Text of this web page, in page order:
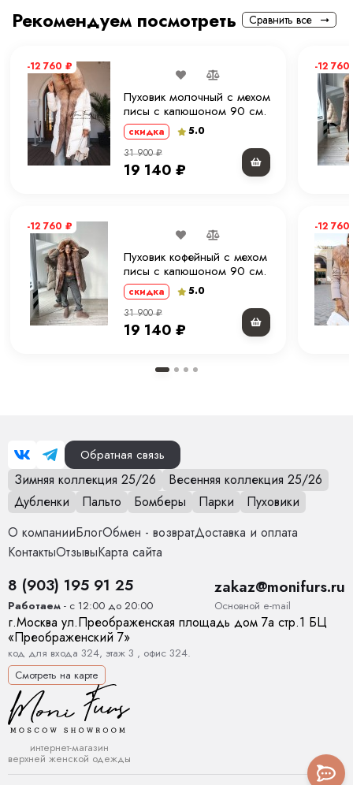
Рекомендуем посмотреть Сравнить все
-12 760 ₽
Пуховик молочный с мехом
лисы с капюшоном 90 см.
ХМ
скидка
5.0
31 900₽
19 140 ₽
-12 760 ₽
Пуховик кофейный с мехом
лисы с капюшоном 90 см.
ХМ
скидка
5.0
31 900₽
19 140 ₽
-12 760
-12 760
Обратная связь
Зимняя коллекция 25/26
Весенняя коллекция 25/26
Дубленки
Пальто Бомберы Парки
Пуховики
О компанииБлогОбмен - возвратДоставка и оплата
КонтактыОтзывыКарта сайта
8 (903) 195 91 25
Работаем - с 12:00 до 20:00
zakaz@monifurs.ru
Основной е-mail
г.Москва ул.Преображенская площадь дом 7а стр.1 БЦ
«Преображенский 7»
код для входа 324, этаж 3 , офис 324.
Смотреть на карте
интернет-магазин
верхней женской одежды